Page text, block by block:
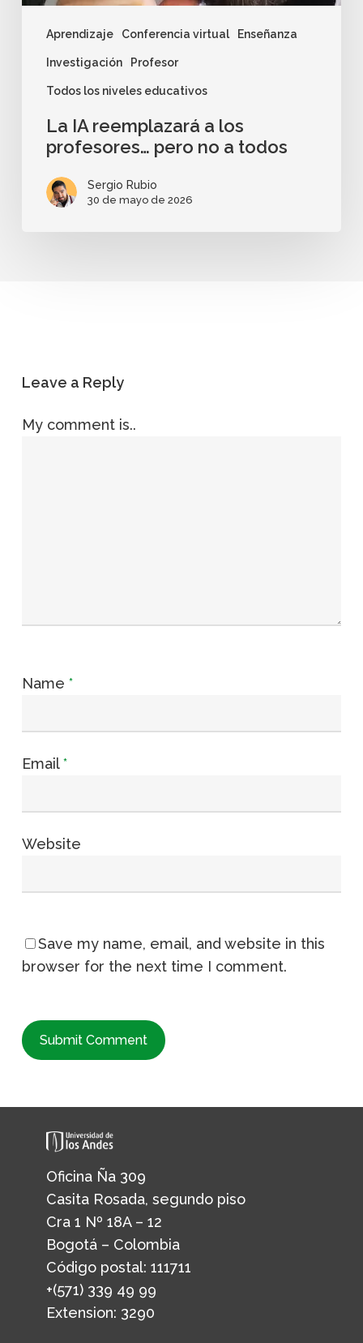
Aprendizaje Conferencia virtual Enseñanza
Investigación Profesor
Todos los niveles educativos
La IA reemplazará a los
profesores… pero no a todos
Sergio Rubio
30 de mayo de 2026
Leave a Reply
My comment is..
Name *
Email*
Website
Save my name, email, and website in this
browser for the next time I comment.
Oficina Ña 309
Casita Rosada, segundo piso
Cra 1 Nº 18A – 12
Bogotá – Colombia
Código postal: 111711
+(571) 339 49 99
Extension: 3290